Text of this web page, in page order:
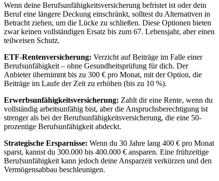
Wenn deine Berufsunfähigkeitsversicherung befristet ist oder dein
Beruf eine längere Deckung einschränkt, solltest du Alternativen in
Betracht ziehen, um die Lücke zu schließen. Diese Optionen bieten
zwar keinen vollständigen Ersatz bis zum 67. Lebensjahr, aber einen
teilweisen Schutz.
ETF-Rentenversicherung: Verzicht auf Beiträge im Falle einer
Berufsunfähigkeit – ohne Gesundheitsprüfung für dich. Der
Anbieter übernimmt bis zu 300 € pro Monat, mit der Option, die
Beiträge im Laufe der Zeit zu erhöhen (bis zu 10 %).
Erwerbsunfähigkeitsversicherung: Zahlt dir eine Rente, wenn du
vollständig arbeitsunfähig bist, aber die Anspruchsberechtigung ist
strenger als bei der Berufsunfähigkeitsversicherung, die eine 50-
prozentige Berufsunfähigkeit abdeckt.
Strategische Ersparnisse: Wenn du 30 Jahre lang 400 € pro Monat
sparst, kannst du 300.000 bis 400.000 € ansparen. Eine frühzeitige
Berufsunfähigkeit kann jedoch deine Ansparzeit verkürzen und den
Vermögensabbau beschleunigen.